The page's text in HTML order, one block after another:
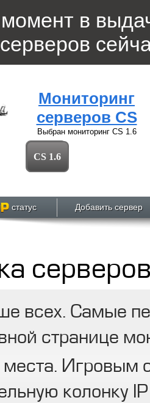
в
серверов
Мониторинг
серверов CS
Выбран мониторинг CS 1.6
CS 1.6
статус Добавить сервер
всех. Самые
странице
места. Игровым
колонку